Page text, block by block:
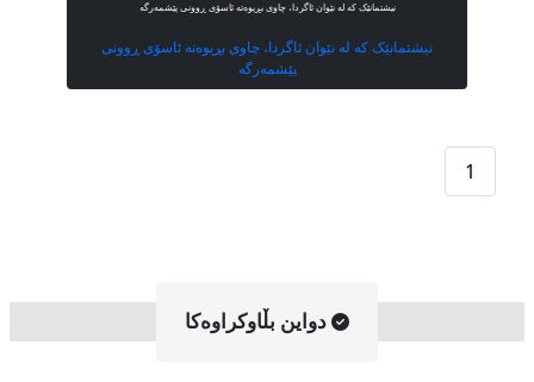
نیشتمانێک کە لە نێوان ئاگردا، چاوی بڕیوەتە ئاسۆی ڕوونی پێشمەرگە
نیشتمانێک کە لە نێوان ئاگردا، چاوی بڕیوەتە ئاسۆی ڕوونی
پێشمەرگە
1
دواین بڵاوکراوه‌کا